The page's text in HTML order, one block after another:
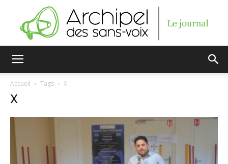
sans-
Accueil Tags X
X